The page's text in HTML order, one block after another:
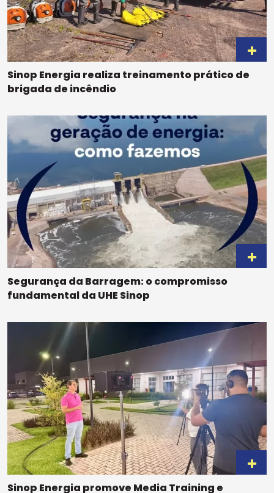
Sinop Energia realiza treinamento prático de
brigada de incêndio
Segurança da Barragem: o compromisso
fundamental da UHE Sinop
Sinop Energia promove Media Training e